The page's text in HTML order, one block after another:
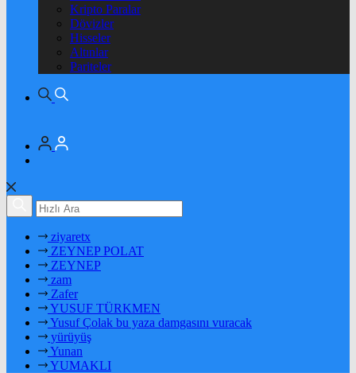
Kripto Paralar
Dövizler
Hisseler
Altınlar
Pariteler
ziyaretx
ZEYNEP POLAT
ZEYNEP
zam
Zafer
YUSUF TÜRKMEN
Yusuf Çolak bu yaza damgasını vuracak
yürüyüş
Yunan
YUMAKLI